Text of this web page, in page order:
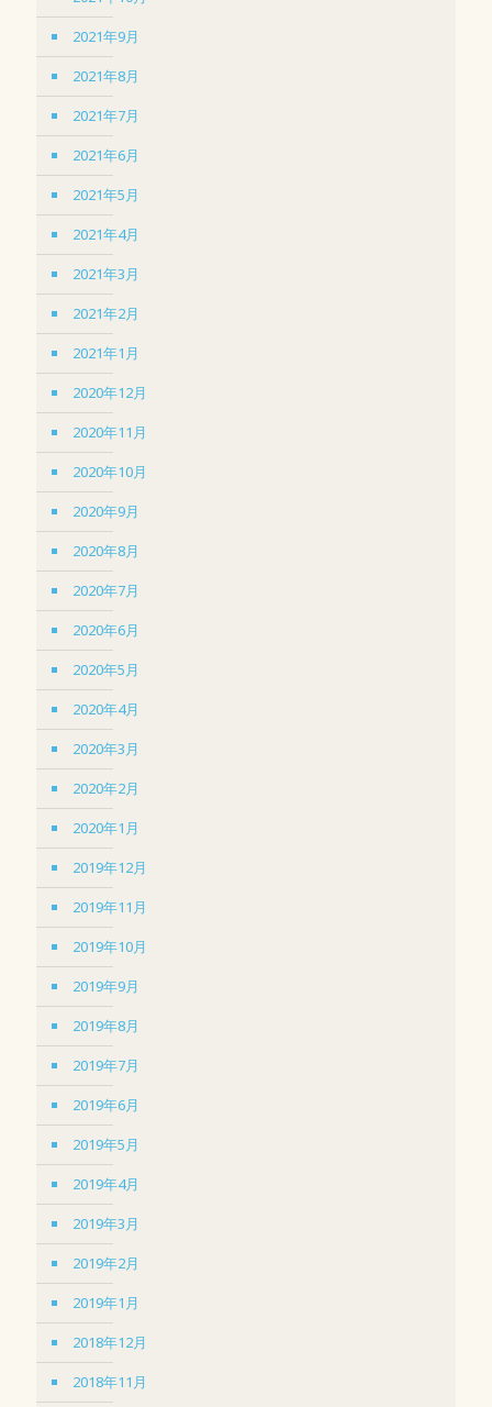
2021年9月
2021年8月
2021年7月
2021年6月
2021年5月
2021年4月
2021年3月
2021年2月
2021年1月
2020年12月
2020年11月
2020年10月
2020年9月
2020年8月
2020年7月
2020年6月
2020年5月
2020年4月
2020年3月
2020年2月
2020年1月
2019年12月
2019年11月
2019年10月
2019年9月
2019年8月
2019年7月
2019年6月
2019年5月
2019年4月
2019年3月
2019年2月
2019年1月
2018年12月
2018年11月